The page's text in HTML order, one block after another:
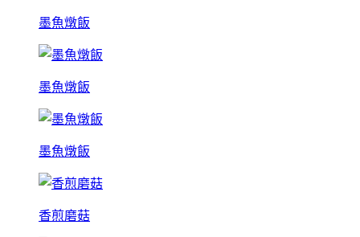
墨魚燉飯
墨魚燉飯
墨魚燉飯
香煎磨菇